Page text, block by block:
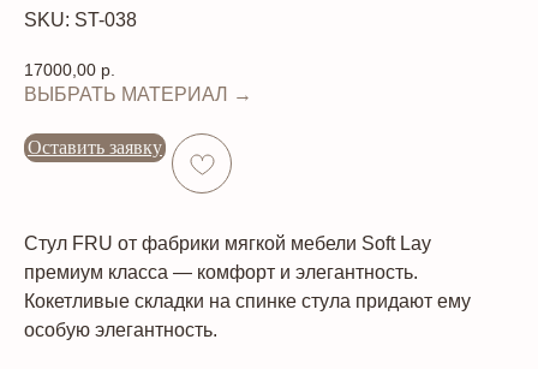
SKU: ST-038
17000,00 р.
ВЫБРАТЬ МАТЕРИАЛ →
Оставить заявку
Стул FRU от фабрики мягкой мебели Soft Lay
премиум класса — комфорт и элегантность.
Кокетливые складки на спинке стула придают ему
особую элегантность.